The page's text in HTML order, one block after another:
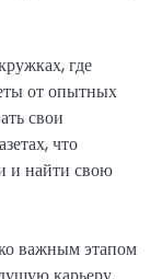
где
от опытных
свои
что
и найти свою
важным этапом